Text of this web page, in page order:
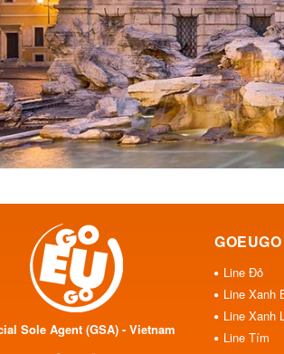
Sole Agent (GSA) - Vietnam
Line Đỏ
Line Xanh
Line Xanh
Line Tím